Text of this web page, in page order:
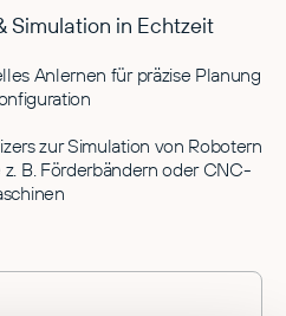
Simulation in Echtzeit
Anlernen für präzise Planung
zur Simulation von Robotern
B. Förderbändern oder CNC-